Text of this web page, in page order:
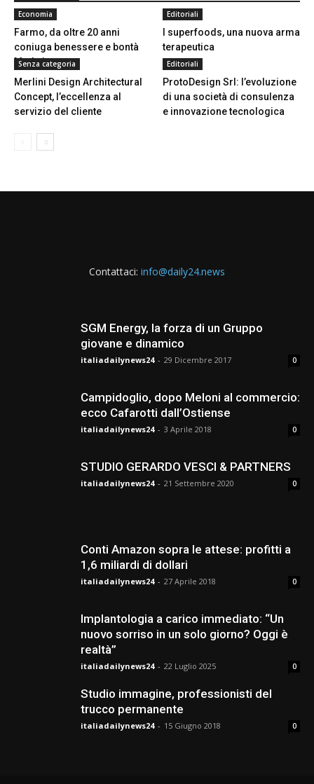
Economia
Farmo, da oltre 20 anni
coniuga benessere e bontà
Made in...
Editoriali
I superfoods, una nuova arma
terapeutica
Senza categoria
Merlini Design Architectural
Concept, l’eccellenza al
servizio del cliente
Editoriali
ProtoDesign Srl: l’evoluzione
di una società di consulenza
e innovazione tecnologica
Contattaci: info@daily24.news
SGM Energy, la forza di un Gruppo
giovane e dinamico
italiadailynews24 - 29 Dicembre 2017 0
Campidoglio, dopo Meloni al commercio:
ecco Cafarotti dall’Ostiense
italiadailynews24 - 3 Aprile 2018 0
STUDIO GERARDO VESCI & PARTNERS
italiadailynews24 - 21 Settembre 2020 0
Conti Amazon sopra le attese: profitti a
1,6 miliardi di dollari
italiadailynews24 - 27 Aprile 2018 0
Implantologia a carico immediato: “Un
nuovo sorriso in un solo giorno? Oggi è
realtà”
italiadailynews24 - 22 Luglio 2025 0
Studio immagine, professionisti del
trucco permanente
italiadailynews24 - 15 Giugno 2018 0